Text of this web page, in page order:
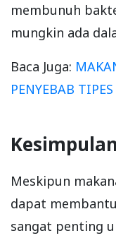
membunuh
mungkin ada
Baca Juga:
PENYEBAB
Kesimpulan
Meskipun
dapat
sangat penting